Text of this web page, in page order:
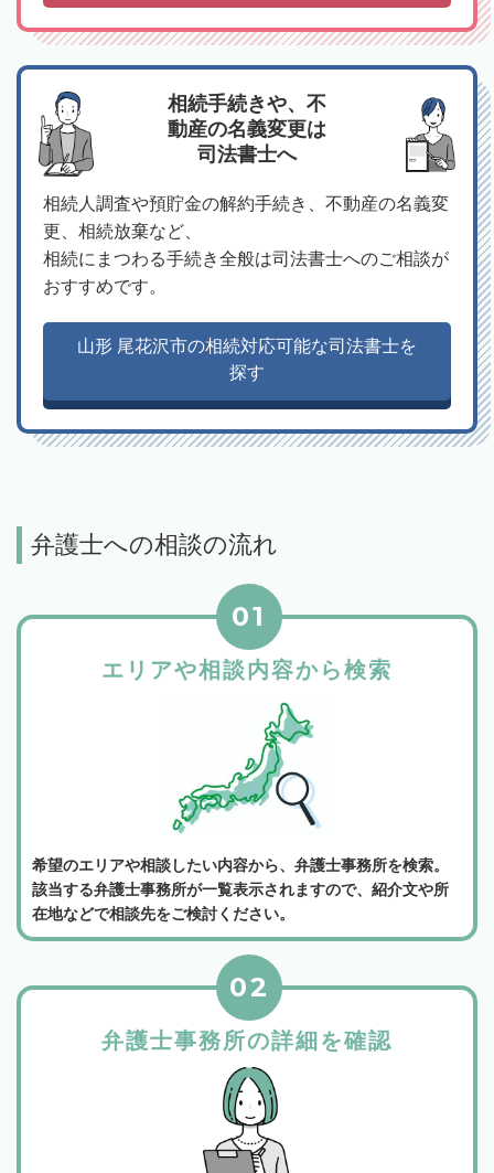
相続手続きや、不
動産の名義変更は
司法書士へ
相続人調査や預貯金の解約手続き、不動産の名義変
更、相続放棄など、
相続にまつわる手続き全般は司法書士へのご相談が
おすすめです。
山形 尾花沢市の相続対応可能な司法書士を
探す
弁護士への相談の流れ
エリアや相談内容から検索
01
希望のエリアや相談したい内容から、弁護士事務所を検索。
該当する弁護士事務所が一覧表示されますので、紹介文や所
在地などで相談先をご検討ください。
弁護士事務所の詳細を確認
02